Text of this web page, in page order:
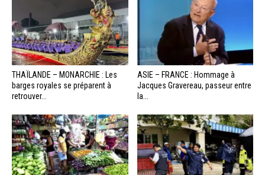
THAÏLANDE – MONARCHIE : Les
barges royales se préparent à
retrouver...
ASIE – FRANCE : Hommage à
Jacques Gravereau, passeur entre
la...